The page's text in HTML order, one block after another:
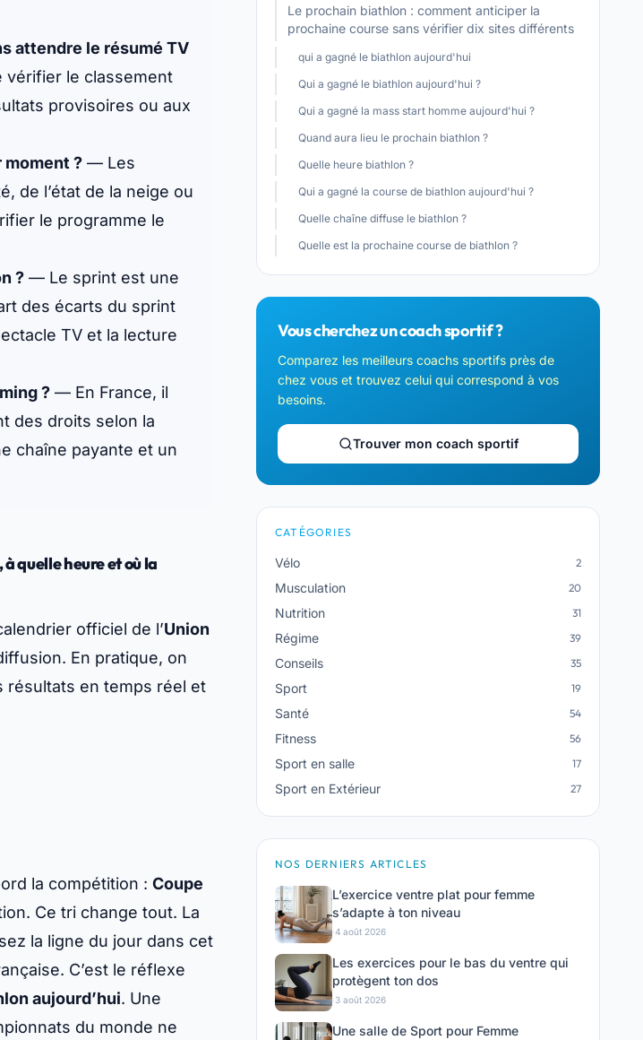
attendre le résumé TV
vérifier le classement
provisoires ou aux
? — Les
de l’état de la neige ou
le programme le
? — Le sprint est une
des écarts du sprint
TV et la lecture
? — En France, il
des droits selon la
chaîne payante et un
quelle heure et où la
officiel de l’Union
En pratique, on
résultats en temps réel et
Le prochain biathlon : comment anticiper la
prochaine course sans vérifier dix sites différents
qui a gagné le biathlon aujourd'hui
Qui a gagné le biathlon aujourd'hui ?
Qui a gagné la mass start homme aujourd'hui ?
Quand aura lieu le prochain biathlon ?
Quelle heure biathlon ?
Qui a gagné la course de biathlon aujourd'hui ?
Quelle chaîne diffuse le biathlon ?
Quelle est la prochaine course de biathlon ?
Vous cherchez un coach sportif ?
Comparez les meilleurs coachs sportifs près de
chez vous et trouvez celui qui correspond à vos
besoins.
Trouver mon coach sportif
CATÉGORIES
Vélo 2
Musculation 20
Nutrition 31
Régime 39
Conseils 35
Sport 19
Santé 54
Fitness 56
Sport en salle 17
Sport en Extérieur 27
NOS DERNIERS ARTICLES
L’exercice ventre plat pour femme
s’adapte à ton niveau
·4 août 2026
Les exercices pour le bas du ventre qui
protègent ton dos
·3 août 2026
Une salle de Sport pour Femme